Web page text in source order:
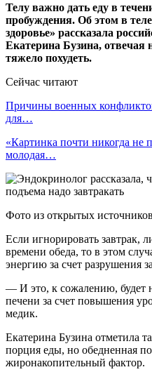
Телу важно дать еду в
пробуждения. Об этом в
здоровье» рассказала
Екатерина Бузина, отвечая
тяжело похудеть.
Сейчас читают
Причины военных
для…
«Картинка почти никогда не
молодая…
Фото из открытых
Если игнорировать завтрак,
времени обеда, то в этом
энергию за счет разрушения
— И это, к сожалению, будет
печени за счет повышения
медик.
Екатерина Бузина отметила
порция еды, но обедненная
жиронакопительный фактор.